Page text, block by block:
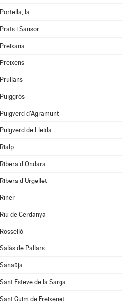
Portella, la
Prats i Sansor
Preixana
Preixens
Prullans
Puiggròs
Puigverd d'Agramunt
Puigverd de Lleida
Rialp
Ribera d'Ondara
Ribera d'Urgellet
Riner
Riu de Cerdanya
Rosselló
Salàs de Pallars
Sanaüja
Sant Esteve de la Sarga
Sant Guim de Freixenet